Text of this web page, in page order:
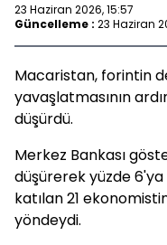
23 Haziran 2026, 15:57
Güncelleme : 23 Haziran
Macaristan, forintin
yavaşlatmasının
düşürdü.
Merkez Bankası
düşürerek yüzde
katılan 21
yöndeydi.